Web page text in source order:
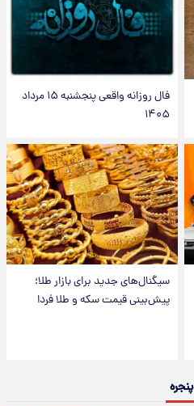
فال روزانه واقعی پنجشنبه ۱۵ مرداد
۱۴۰۵
سیگنال‌های جدید برای بازار طلا؛
پیش‌بینی قیمت سکه و طلا فردا
پنجره